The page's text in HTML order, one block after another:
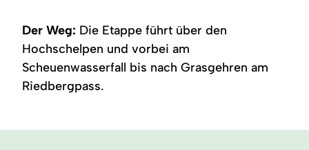
Horn
Der Weg: Die Etappe führt über den
Hochschelpen und vorbei am
Scheuenwasserfall bis nach Grasgehren am
Riedbergpass.